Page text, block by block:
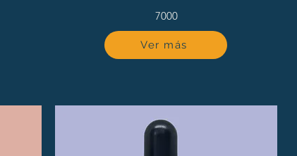
7000
Ver más